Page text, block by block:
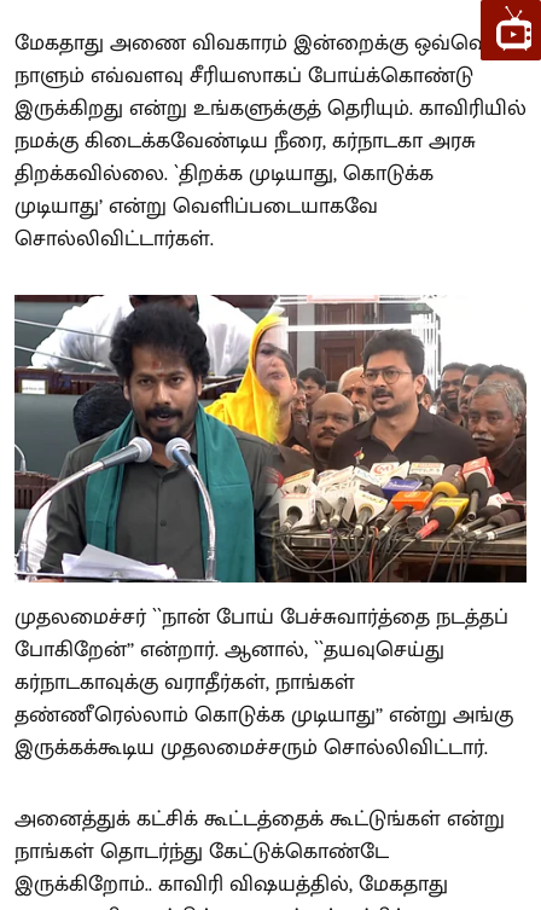
மேகதாது அணை விவகாரம் இன்றைக்கு ஒவ்வொரு
நாளும் எவ்வளவு சீரியஸாகப் போய்க்கொண்டு
இருக்கிறது என்று உங்களுக்குத் தெரியும். காவிரியில்
நமக்கு கிடைக்கவேண்டிய நீரை, கர்நாடகா அரசு
திறக்கவில்லை. `திறக்க முடியாது, கொடுக்க
முடியாது’ என்று வெளிப்படையாகவே
சொல்லிவிட்டார்கள்.
முதலமைச்சர் ``நான் போய் பேச்சுவார்த்தை நடத்தப்
போகிறேன்’’ என்றார். ஆனால், ``தயவுசெய்து
கர்நாடகாவுக்கு வராதீர்கள், நாங்கள்
தண்ணீரெல்லாம் கொடுக்க முடியாது’’ என்று அங்கு
இருக்கக்கூடிய முதலமைச்சரும் சொல்லிவிட்டார்.
அனைத்துக் கட்சிக் கூட்டத்தைக் கூட்டுங்கள் என்று
நாங்கள் தொடர்ந்து கேட்டுக்கொண்டே
இருக்கிறோம்.. காவிரி விஷயத்தில், மேகதாது